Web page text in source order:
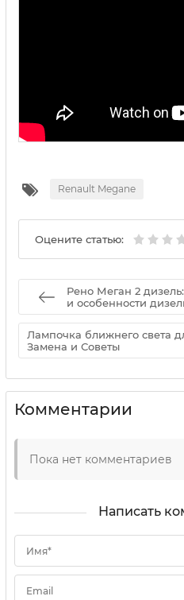
Renault Megane
Оцените статью:
Рено Меган 2
и особенности
Лампочка ближнего света
Замена и Советы
Комментарии
Пока нет комментариев
Написать
Имя*
Email